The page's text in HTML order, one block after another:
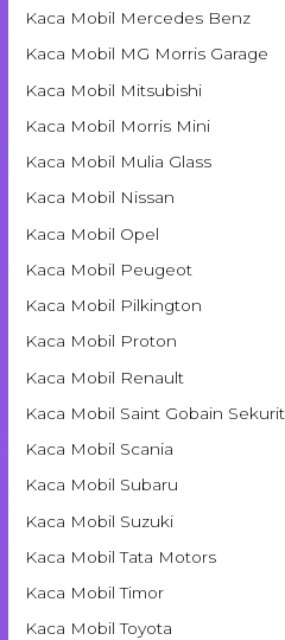
Kaca Mobil Mercedes Benz
Kaca Mobil MG Morris Garage
Kaca Mobil Mitsubishi
Kaca Mobil Morris Mini
Kaca Mobil Mulia Glass
Kaca Mobil Nissan
Kaca Mobil Opel
Kaca Mobil Peugeot
Kaca Mobil Pilkington
Kaca Mobil Proton
Kaca Mobil Renault
Kaca Mobil Saint Gobain Sekurit
Kaca Mobil Scania
Kaca Mobil Subaru
Kaca Mobil Suzuki
Kaca Mobil Tata Motors
Kaca Mobil Timor
Kaca Mobil Toyota